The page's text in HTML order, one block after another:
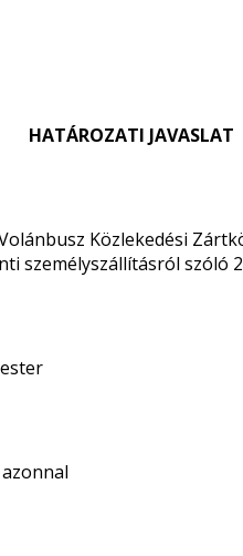
HATÁROZATI JAVASLAT
Közlekedési
személyszállításról szóló